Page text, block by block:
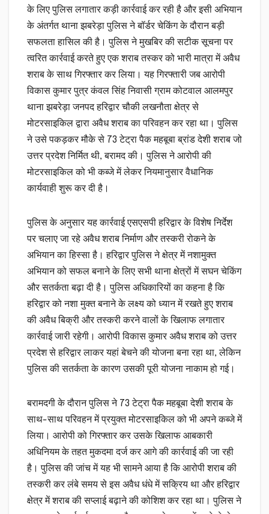
के लिए पुलिस लगातार कड़ी कार्रवाई कर रही है और इसी अभियान
के अंतर्गत थाना झबरेड़ा पुलिस ने बॉर्डर चेकिंग के दौरान बड़ी
सफलता हासिल की है। पुलिस ने मुखबिर की सटीक सूचना पर
त्वरित कार्रवाई करते हुए एक शराब तस्कर को भारी मात्रा में अवैध
शराब के साथ गिरफ्तार कर लिया। यह गिरफ्तारी जब आरोपी
विकास कुमार पुत्र कंवल सिंह निवासी ग्राम कोटवाल आलमपुर
थाना झबरेड़ा जनपद हरिद्वार चौकी लखनौता क्षेत्र से
मोटरसाइकिल द्वारा अवैध शराब का परिवहन कर रहा था। पुलिस
ने उसे पकड़कर मौके से 73 टेट्रा पैक महबूबा ब्रांड देशी शराब जो
उत्तर प्रदेश निर्मित थी, बरामद की। पुलिस ने आरोपी की
मोटरसाइकिल को भी कब्जे में लेकर नियमानुसार वैधानिक
कार्यवाही शुरू कर दी है।
पुलिस के अनुसार यह कार्रवाई एसएसपी हरिद्वार के विशेष निर्देश
पर चलाए जा रहे अवैध शराब निर्माण और तस्करी रोकने के
अभियान का हिस्सा है। हरिद्वार पुलिस ने क्षेत्र में नशामुक्त
अभियान को सफल बनाने के लिए सभी थाना क्षेत्रों में सघन चेकिंग
और सतर्कता बढ़ा दी है। पुलिस अधिकारियों का कहना है कि
हरिद्वार को नशा मुक्त बनाने के लक्ष्य को ध्यान में रखते हुए शराब
की अवैध बिक्री और तस्करी करने वालों के खिलाफ लगातार
कार्रवाई जारी रहेगी। आरोपी विकास कुमार अवैध शराब को उत्तर
प्रदेश से हरिद्वार लाकर यहां बेचने की योजना बना रहा था, लेकिन
पुलिस की सतर्कता के कारण उसकी पूरी योजना नाकाम हो गई।
बरामदगी के दौरान पुलिस ने 73 टेट्रा पैक महबूबा देशी शराब के
साथ-साथ परिवहन में प्रयुक्त मोटरसाइकिल को भी अपने कब्जे में
लिया। आरोपी को गिरफ्तार कर उसके खिलाफ आबकारी
अधिनियम के तहत मुकदमा दर्ज कर आगे की कार्रवाई की जा रही
है। पुलिस की जांच में यह भी सामने आया है कि आरोपी शराब की
तस्करी कर लंबे समय से इस अवैध धंधे में सक्रिय था और हरिद्वार
क्षेत्र में शराब की सप्लाई बढ़ाने की कोशिश कर रहा था। पुलिस ने